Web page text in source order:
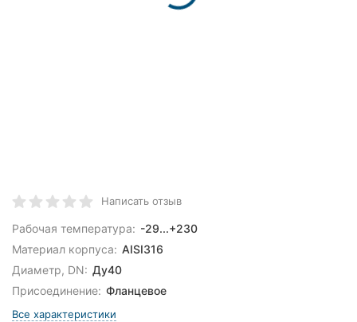
Написать отзыв
Рабочая температура: -29...+230
Материал корпуса: AISI316
Диаметр, DN: Ду40
Присоединение: Фланцевое
Все характеристики